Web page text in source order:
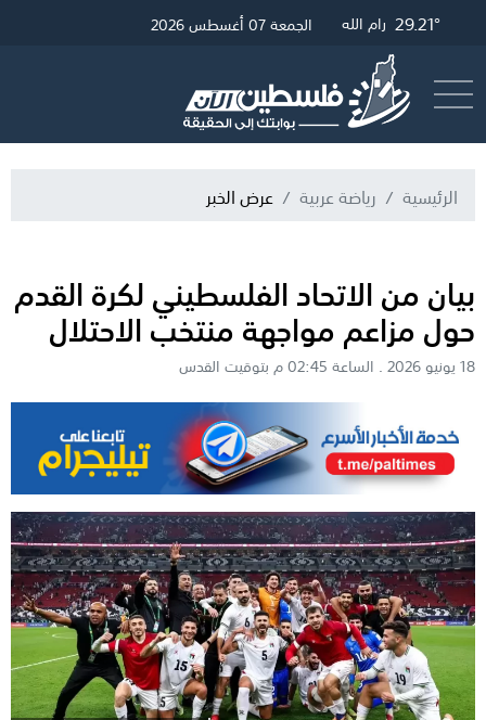
31.84° غزة 29.45° القدس 29.21° رام الله 28.3° الخليل الجمعة 07 أغسطس 2026
الرئيسية رياضة عربية عرض الخبر
بيان من الاتحاد الفلسطيني لكرة القدم
حول مزاعم مواجهة منتخب الاحتلال
18 يونيو 2026 . الساعة 02:45 م بتوقيت القدس